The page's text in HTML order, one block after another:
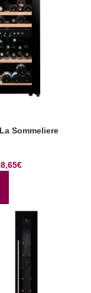
Sommeliere
€
CARRITO